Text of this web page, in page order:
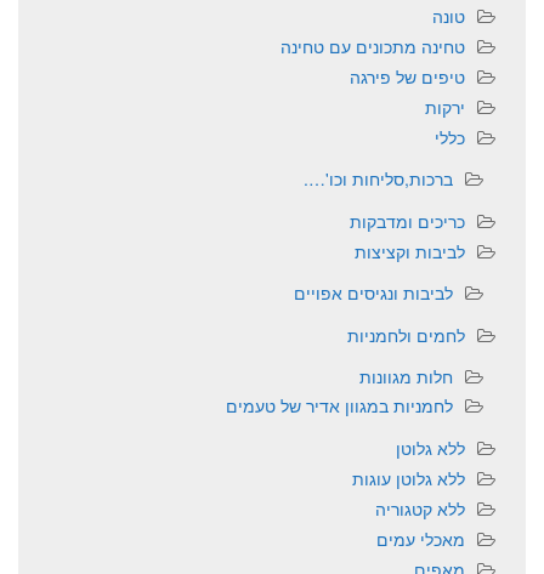
טונה
טחינה מתכונים עם טחינה
טיפים של פירגה
ירקות
כללי
ברכות,סליחות וכו'….
כריכים ומדבקות
לביבות וקציצות
לביבות ונגיסים אפויים
לחמים ולחמניות
חלות מגוונות
לחמניות במגוון אדיר של טעמים
ללא גלוטן
ללא גלוטן עוגות
ללא קטגוריה
מאכלי עמים